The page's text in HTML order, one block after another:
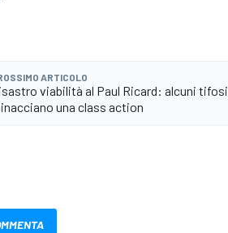
ARTICOLO
viabilità al Paul Ricard: alcuni tifosi
una class action